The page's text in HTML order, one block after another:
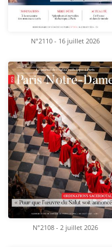
N°2110 - 16 juillet 2026
N°2108 - 2 juillet 2026